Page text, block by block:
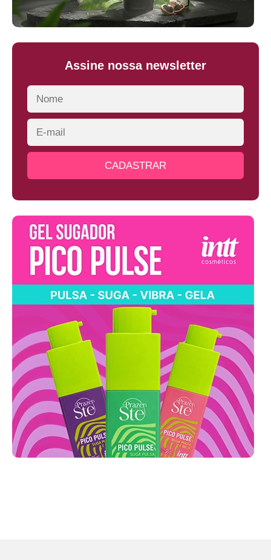
Assine nossa newsletter